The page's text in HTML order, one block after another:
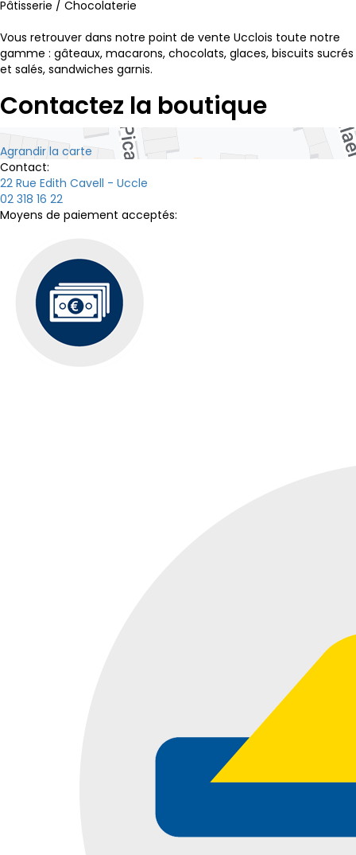
Pâtisserie / Chocolaterie
Vous retrouver dans notre point de vente Ucclois toute notre
gamme : gâteaux, macarons, chocolats, glaces, biscuits sucrés
et salés, sandwiches garnis.
Contactez la boutique
Agrandir la carte
Contact:
22 Rue Edith Cavell - Uccle
02 318 16 22
Moyens de paiement acceptés: